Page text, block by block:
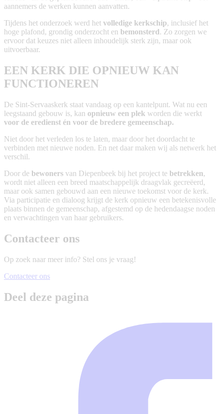
aannemers de werken kunnen aanvatten.
Tijdens het onderzoek werd het volledige kerkschip, inclusief het
hoge plafond, grondig onderzocht en bemonsterd. Zo zorgen we
ervoor dat keuzes niet alleen inhoudelijk sterk zijn, maar ook
uitvoerbaar.
EEN KERK DIE OPNIEUW KAN
FUNCTIONEREN
De Sint-Servaaskerk staat vandaag op een kantelpunt. Wat nu een
leegstaand gebouw is, kan opnieuw een plek worden die werkt
voor de eredienst én voor de bredere gemeenschap.
Niet door het verleden los te laten, maar door het doordacht te
verbinden met nieuwe noden. En net daar maken wij als netwerk het
verschil.
Door de bewoners van Diepenbeek bij het project te betrekken,
wordt niet alleen een breed maatschappelijk draagvlak gecreëerd,
maar ook samen gebouwd aan een nieuwe toekomst voor de kerk.
Via participatie en dialoog krijgt de kerk opnieuw een betekenisvolle
plaats binnen de gemeenschap, afgestemd op de hedendaagse noden
en verwachtingen van haar gebruikers.
Contacteer ons
Op zoek naar meer info? Stel ons je vraag!
Contacteer ons
Deel deze pagina